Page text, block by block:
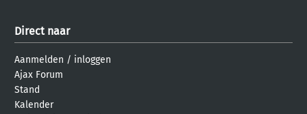
Direct naar
Aanmelden / inloggen
Ajax Forum
Stand
Kalender